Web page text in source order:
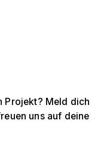
Projekt? Meld dich
uns auf deine